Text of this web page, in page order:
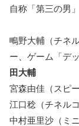
自称「第三の男
鴫野大輔（チネ
ー、ゲーム「デ
田大輔
宮森由佳（スピ
江口稔（チネル
中村亜里沙（ミ